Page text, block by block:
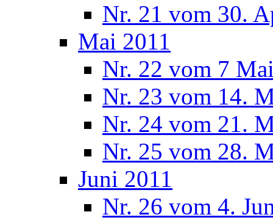
Nr. 21 vom 30.
Mai 2011
Nr. 22 vom 7
Nr. 23 vom 14.
Nr. 24 vom 21.
Nr. 25 vom 28.
Juni 2011
Nr. 26 vom 4.